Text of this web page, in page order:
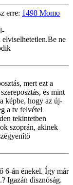
erre: 1498 Momo
ne
mert ezt a
és mint
képbe, hogy az új-
a tv felvétel
tekintetben
szoprán, akinek
6-án énekel. Így már
Igazán disznóság.